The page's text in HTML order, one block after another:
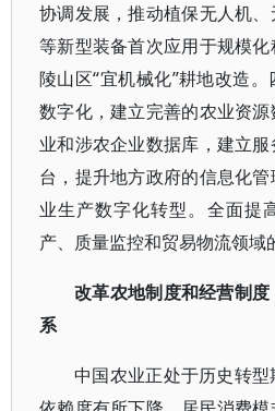
协调发展，推动植保无人机
等新型装备首次应用于规模
陵山区“宜机械化”耕地改造
数字化，建立完善的农业资
业和涉农企业数据库，建立
台，提升地方政府的信息化
业生产数字化转型。全面提
产、质量监控和贸易物流领域
改革农地制度和经营制
系
中国农业正处于历史转